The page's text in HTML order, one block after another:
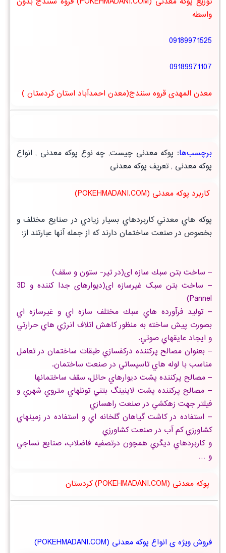
واسطه
09189971525
09189971107
معدن المهدی قروه سنندج(معدن احمدآباد استان کردستان )
برچسب‌ها: پوکه معدنی چیست, چه نوع پوکه معدنی , انواع
پوکه معدنی ,تعریف پوکه معدنی
کاربرد پوکه معدنی (POKEHMADANI.COM)
پوكه هاي معدني كاربردهاي بسيار زيادي در صنايع مختلف و
بخصوص در صنعت ساختمان دارند كه از جمله آنها عبارتند از:
– ساخت بتن سبك سازه ای(در تیر- ستون و سقف)
– ساخت بتن سبک غیرسازه ای(دیوارهای جدا کننده و 3D
Pannel)
– توليد فرآورده هاي سبك مختلف سازه اي و غيرسازه اي
بصورت پيش ساخته به منظور كاهش اتلاف انرژي هاي حرارتي
و ايجاد عايقهاي صوتي.
– بعنوان مصالح پركننده دركفسازي طبقات ساختمان در تعامل
مناسب با لوله هاي تاسيساتي در صنعت ساختمان.
– مصالح پركننده پشت ديوارهاي حائل، سقف ساختمانها
– مصالح پركننده پشت لاينينگ بتني تونلهاي متروي شهري و
فيلتر جهت زهكشي در صنعت راهسازي
– استفاده در كاشت گياهان گلخانه اي و استفاده در زمينهاي
كشاورزي كم آب در صنعت كشاورزي
و كاربردهاي ديگري همچون درتصفيه فاضلاب، صنايع نساجي
و …
پوکه معدنی (POKEHMADANI.COM) کردستان
فروش ویژه ی انواع پوکه معدنی (POKEHMADANI.COM)